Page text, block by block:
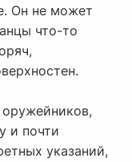
Он не может
что-то
оружейников,
и почти
указаний,